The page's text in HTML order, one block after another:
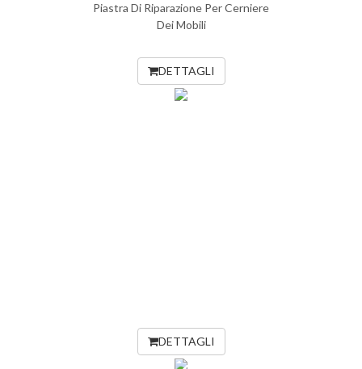
Piastra Di Riparazione Per Cerniere
Dei Mobili
DETTAGLI
DETTAGLI